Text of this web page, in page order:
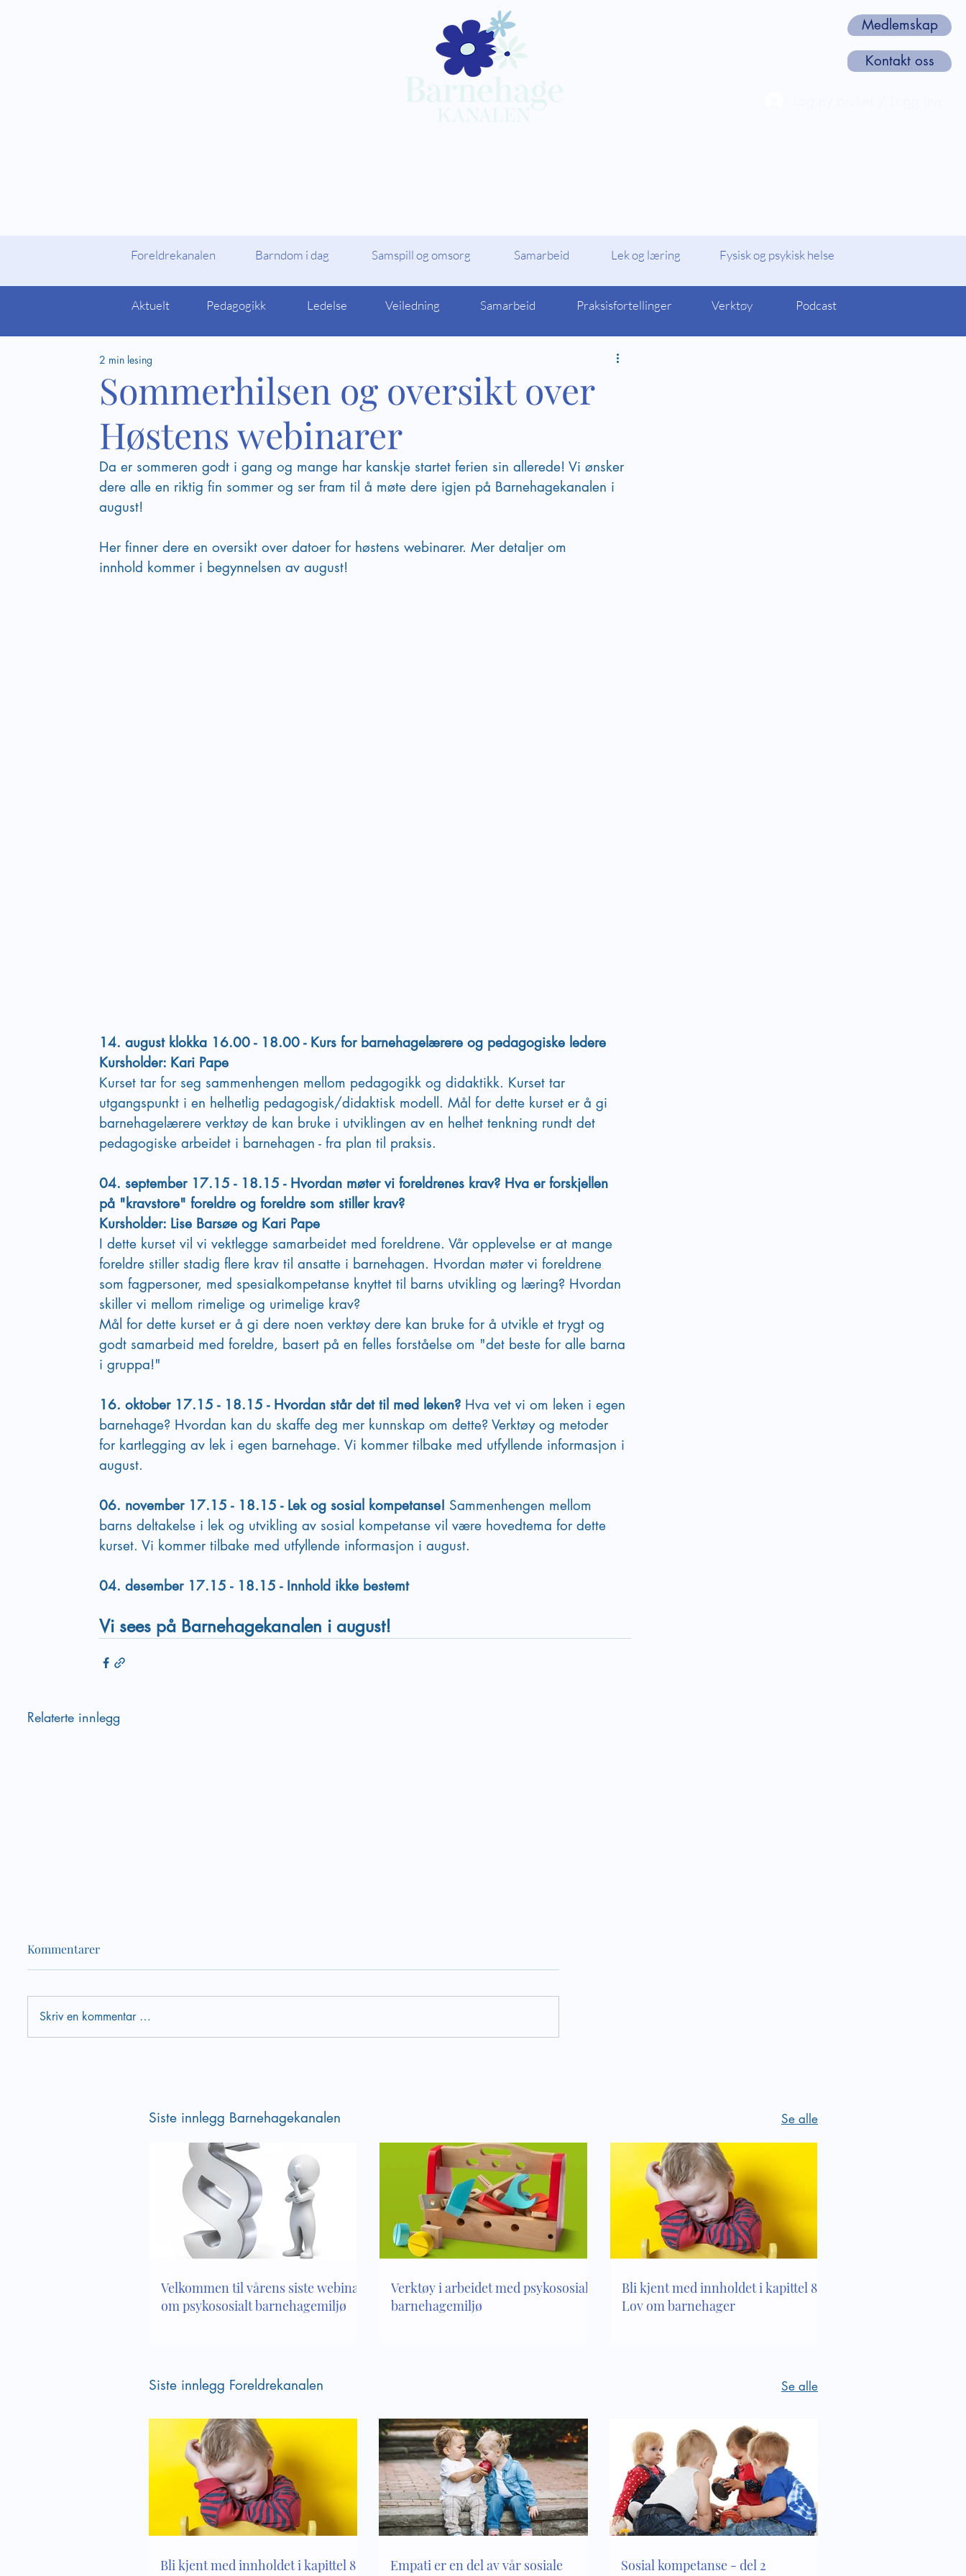
Kontakt oss
Medlemskap
Foreldrekanalen Barndom i dag Samspill og omsorg Samarbeid Lek og læring Fysisk og psykisk helse
Aktuelt Pedagogikk Ledelse Veiledning Samarbeid Praksisfortellinger Verktøy Podcast
Sommerhilsen og oversikt over
Høstens webinarer
2 min lesing
Da er sommeren godt i gang og mange har kanskje startet ferien sin allerede! Vi ønsker
dere alle en riktig fin sommer og ser fram til å møte dere igjen på Barnehagekanalen i
august!
Her finner dere en oversikt over datoer for høstens webinarer. Mer detaljer om
innhold kommer i begynnelsen av august!
14. august klokka 16.00 - 18.00 - Kurs for barnehagelærere og pedagogiske ledere
Kursholder: Kari Pape
Kurset tar for seg sammenhengen mellom pedagogikk og didaktikk. Kurset tar
utgangspunkt i en helhetlig pedagogisk/didaktisk modell. Mål for dette kurset er å gi
barnehagelærere verktøy de kan bruke i utviklingen av en helhet tenkning rundt det
pedagogiske arbeidet i barnehagen - fra plan til praksis.
04. september 17.15 - 18.15 - Hvordan møter vi foreldrenes krav? Hva er forskjellen
på "kravstore" foreldre og foreldre som stiller krav?
Kursholder: Lise Barsøe og Kari Pape
I dette kurset vil vi vektlegge samarbeidet med foreldrene. Vår opplevelse er at mange
foreldre stiller stadig flere krav til ansatte i barnehagen. Hvordan møter vi foreldrene
som fagpersoner, med spesialkompetanse knyttet til barns utvikling og læring? Hvordan
skiller vi mellom rimelige og urimelige krav?
Mål for dette kurset er å gi dere noen verktøy dere kan bruke for å utvikle et trygt og
godt samarbeid med foreldre, basert på en felles forståelse om "det beste for alle barna
i gruppa!"
16. oktober 17.15 - 18.15 - Hvordan står det til med leken? Hva vet vi om leken i egen
barnehage? Hvordan kan du skaffe deg mer kunnskap om dette? Verktøy og metoder
for kartlegging av lek i egen barnehage. Vi kommer tilbake med utfyllende informasjon i
august.
06. november 17.15 - 18.15 - Lek og sosial kompetanse! Sammenhengen mellom
barns deltakelse i lek og utvikling av sosial kompetanse vil være hovedtema for dette
kurset. Vi kommer tilbake med utfyllende informasjon i august.
04. desember 17.15 - 18.15 - Innhold ikke bestemt
Vi sees på Barnehagekanalen i august!
Relaterte innlegg
Kommentarer
Skriv en kommentar …
Siste innlegg Barnehagekanalen Se alle
Velkommen til vårens siste webinar
om psykososialt barnehagemiljø
Verktøy i arbeidet med psykososialt
barnehagemiljø
Bli kjent med innholdet i kapittel 8 i
Lov om barnehager
Siste innlegg Foreldrekanalen Se alle
Bli kjent med innholdet i kapittel 8 i
Empati er en del av vår sosiale
Sosial kompetanse - del 2